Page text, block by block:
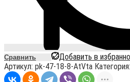
Сравнить
Добавить в
Артикул: pk-47-18-8-AtVta Категория: